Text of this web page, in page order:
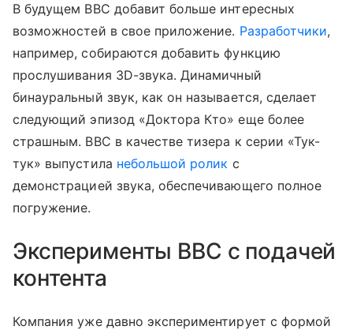
В будущем BBC добавит больше интересных
возможностей в свое приложение. Разработчики,
например, собираются добавить функцию
прослушивания 3D-звука. Динамичный
бинауральный звук, как он называется, сделает
следующий эпизод «Доктора Кто» еще более
страшным. BBC в качестве тизера к серии «Тук-
тук» выпустила небольшой ролик с
демонстрацией звука, обеспечивающего полное
погружение.
Эксперименты BBC с подачей
контента
Компания уже давно экспериментирует с формой